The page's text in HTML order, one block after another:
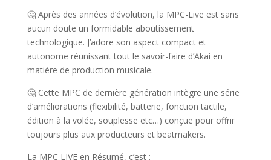
🤔 Après des années d’évolution, la MPC-Live est sans
aucun doute un formidable aboutissement
technologique. J’adore son aspect compact et
autonome réunissant tout le savoir-faire d’Akai en
matière de production musicale.
🤔 Cette MPC de dernière génération intègre une série
d’améliorations (flexibilité, batterie, fonction tactile,
édition à la volée, souplesse etc…) conçue pour offrir
toujours plus aux producteurs et beatmakers.
La MPC LIVE en Résumé, c’est :